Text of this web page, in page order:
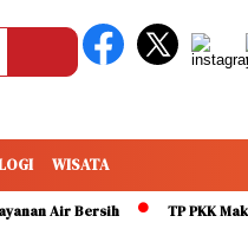
WISATA
Air Bersih TP PKK